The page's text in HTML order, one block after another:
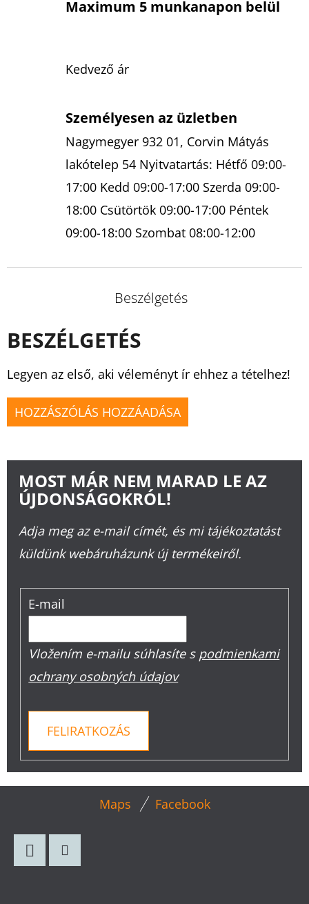
Maximum 5 munkanapon belül
Kedvező ár
Személyesen az üzletben
Nagymegyer 932 01, Corvin Mátyás
lakótelep 54 Nyitvatartás: Hétfő 09:00-
17:00 Kedd 09:00-17:00 Szerda 09:00-
18:00 Csütörtök 09:00-17:00 Péntek
09:00-18:00 Szombat 08:00-12:00
Beszélgetés
BESZÉLGETÉS
Legyen az első, aki véleményt ír ehhez a tételhez!
HOZZÁSZÓLÁS HOZZÁADÁSA
MOST MÁR NEM MARAD LE AZ
ÚJDONSÁGOKRÓL!
Adja meg az e-mail címét, és mi tájékoztatást
küldünk webáruházunk új termékeiről.
E-mail
Vložením e-mailu súhlasíte s podmienkami
ochrany osobných údajov
FELIRATKOZÁS
Maps Facebook